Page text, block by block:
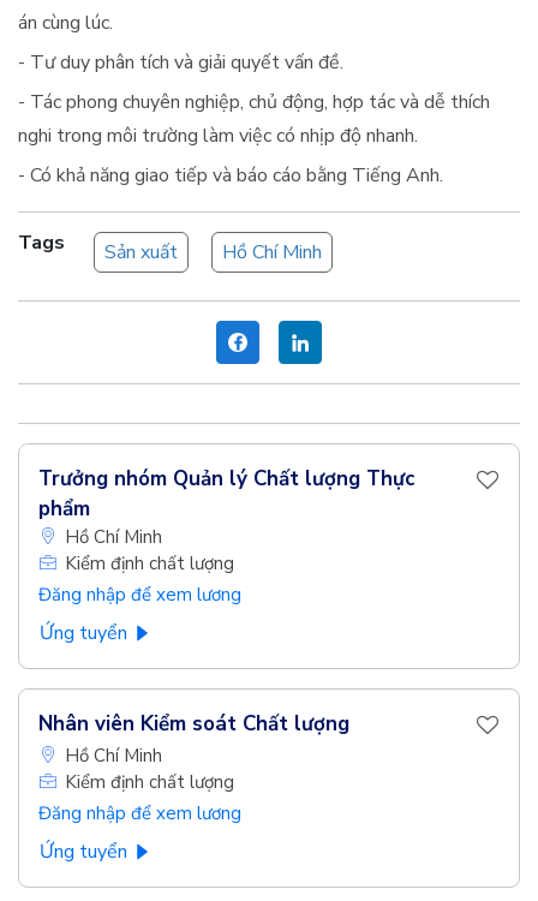
án cùng lúc.
- Tư duy phân tích và giải quyết vấn đề.
- Tác phong chuyên nghiệp, chủ động, hợp tác và dễ thích
nghi trong môi trường làm việc có nhịp độ nhanh.
- Có khả năng giao tiếp và báo cáo bằng Tiếng Anh.
Tags Sản xuất Hồ Chí Minh
Trưởng nhóm Quản lý Chất lượng Thực
phẩm
Hồ Chí Minh
Kiểm định chất lượng
Đăng nhập để xem lương
Ứng tuyển
Nhân viên Kiểm soát Chất lượng
Hồ Chí Minh
Kiểm định chất lượng
Đăng nhập để xem lương
Ứng tuyển